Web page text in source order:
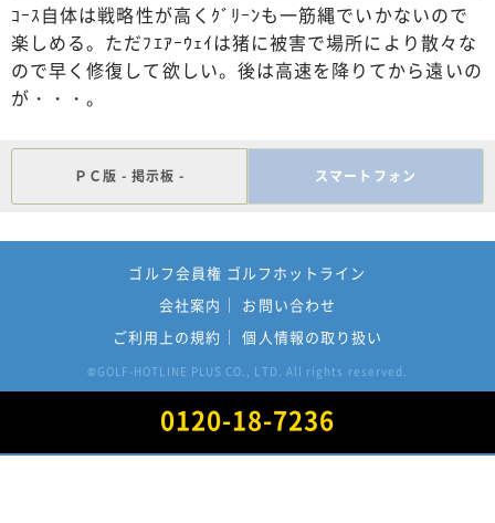
ｺｰｽ自体は戦略性が高くｸﾞﾘｰﾝも一筋縄でいかないので
楽しめる。ただﾌｴｱｰｳｪｲは猪に被害で場所により散々な
ので早く修復して欲しい。後は高速を降りてから遠いの
が・・・。
ＰＣ版 - 掲示板 - スマートフォン
ゴルフ会員権 ゴルフホットライン
会社案内
お問い合わせ
ご利用上の規約
個人情報の取り扱い
© GOLF-HOTLINE PLUS CO., LTD. All rights reserved.
0120-18-7236